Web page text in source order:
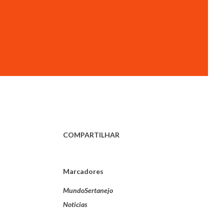
COMPARTILHAR
Marcadores
MundoSertanejo
Noticias